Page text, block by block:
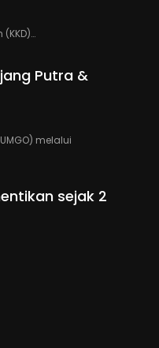
(KKD)…
Putra &
melalui
sejak 2